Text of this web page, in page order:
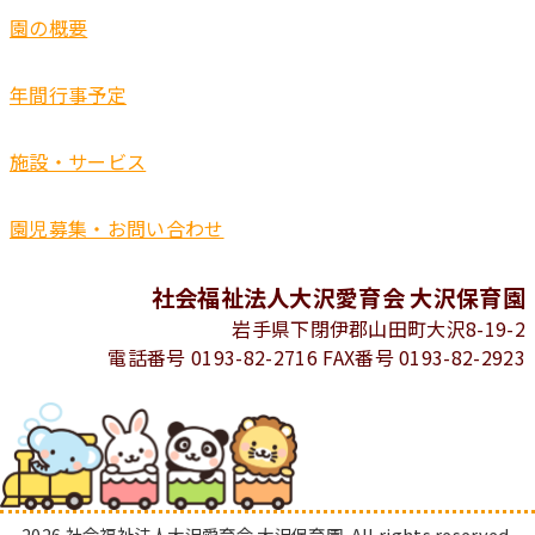
園の概要
年間行事予定
施設・サービス
園児募集・お問い合わせ
社会福祉法人大沢愛育会 大沢保育園
岩手県下閉伊郡山田町大沢8-19-2
電話番号 0193-82-2716 FAX番号 0193-82-2923